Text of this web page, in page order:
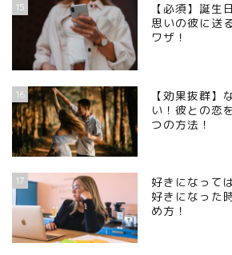
15
【必須】誕生
思いの彼に送
ワザ！
16
【効果抜群】
い！彼との恋
つの方法！
17
好きになって
好きになった
め方！